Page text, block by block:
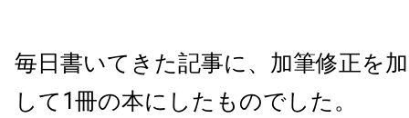
毎日書いてきた記事に、加筆修正を
して1冊の本にしたものでした。